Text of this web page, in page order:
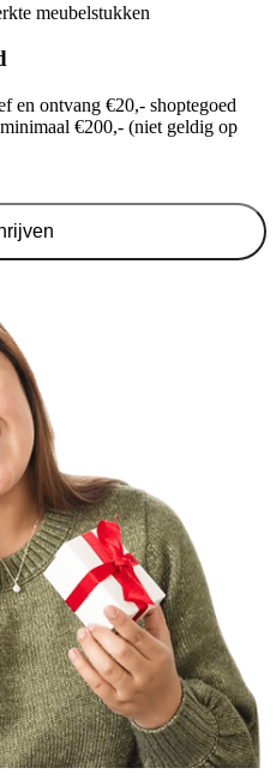
meubelstukken
en ontvang €20,- shoptegoed
€200,- (niet geldig op